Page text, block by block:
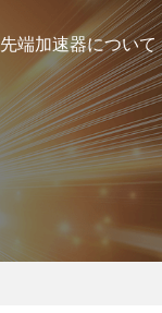
先端加速器について
協議会組織図